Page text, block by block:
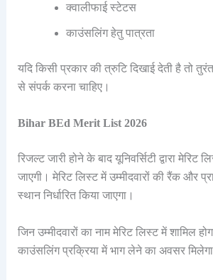
क्वालीफाई स्टेटस
काउंसलिंग हेतु पात्रता
यदि किसी प्रकार की त्रुटि दिखाई देती है तो
से संपर्क करना चाहिए।
Bihar BEd Merit List 2026
रिजल्ट जारी होने के बाद यूनिवर्सिटी द्वारा मेरिट
जाएगी। मेरिट लिस्ट में उम्मीदवारों की रैंक और
स्थान निर्धारित किया जाएगा।
जिन उम्मीदवारों का नाम मेरिट लिस्ट में शामिल
काउंसलिंग प्रक्रिया में भाग लेने का अवसर